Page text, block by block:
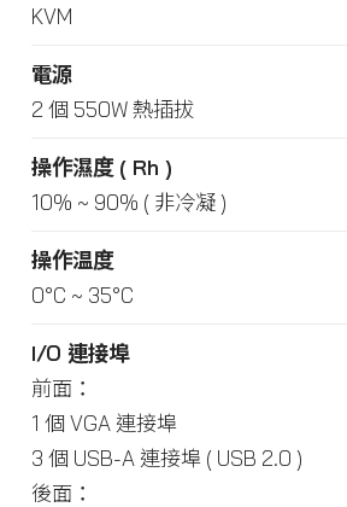
KVM
電源
2 個 550W 熱插拔
操作濕度 ( Rh )
10% ~ 90% ( 非冷凝 )
操作温度
0°C ~ 35°C
I/O 連接埠
前面：
1 個 VGA 連接埠
3 個 USB-A 連接埠 ( USB 2.0 )
後面：